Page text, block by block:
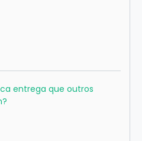
entrega que outros